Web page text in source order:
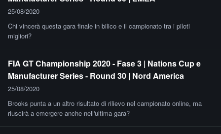
25/08/2020
Chi vincerà questa gara finale in bilico e il campionato tra i piloti
migliori?
FIA GT Championship 2020 - Fase 3 | Nations Cup e
Manufacturer Series - Round 30 | Nord America
25/08/2020
Brooks punta a un altro risultato di rilievo nel campionato online, ma
riuscirà a emergere anche nell'ultima gara?